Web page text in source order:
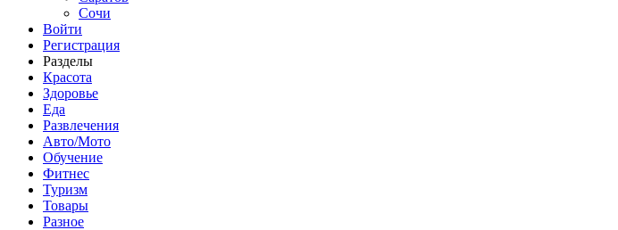
Сочи
Войти
Регистрация
Разделы
Красота
Здоровье
Еда
Развлечения
Авто/Мото
Обучение
Фитнес
Туризм
Товары
Разное